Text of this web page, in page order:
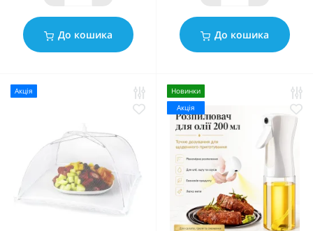
До кошика До кошика
Акція
Новинки
Акція